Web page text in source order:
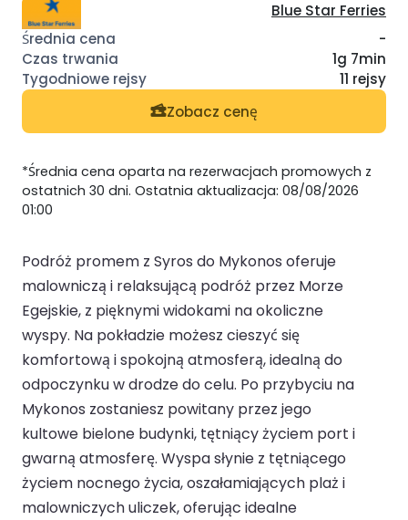
Blue Star Ferries
-
1g 7min
11 rejsy
Zobacz cenę
*Średnia cena oparta na rezerwacjach promowych z
ostatnich 30 dni. Ostatnia aktualizacja: 08/08/2026
01:00
Podróż promem z Syros do Mykonos oferuje
malowniczą i relaksującą podróż przez Morze
Egejskie, z pięknymi widokami na okoliczne
wyspy. Na pokładzie możesz cieszyć się
komfortową i spokojną atmosferą, idealną do
odpoczynku w drodze do celu. Po przybyciu na
Mykonos zostaniesz powitany przez jego
kultowe bielone budynki, tętniący życiem port i
gwarną atmosferę. Wyspa słynie z tętniącego
życiem nocnego życia, oszałamiających plaż i
malowniczych uliczek, oferując idealne